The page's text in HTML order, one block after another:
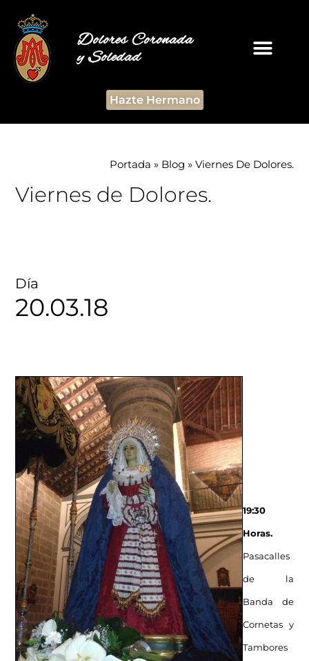
Dolores Coronada
y Soledad
Hazte Hermano
Portada » Blog » Viernes De Dolores.
Viernes de Dolores.
Día
20.03.18
19:30
Horas.
Pasacalles
de la
Banda de
Cornetas y
Tambores